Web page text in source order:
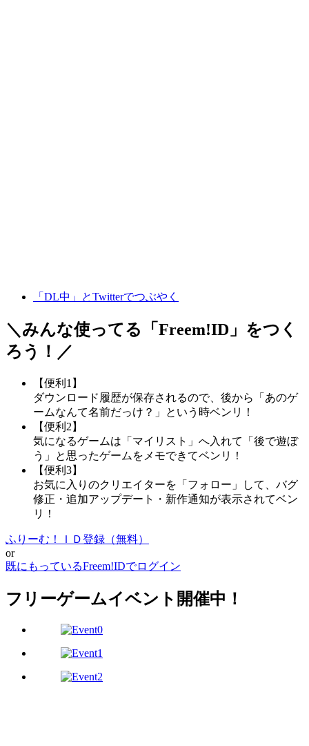
「DL中」とTwitterでつぶやく
＼みんな使ってる「 Freem!ID 」をつく
ろう！／
【便利1】
ダウンロード履歴が保存されるので、後から「あのゲ
ームなんて名前だっけ？」という時ベンリ！
【便利2】
気になるゲームは「マイリスト」へ入れて「後で遊ぼ
う」と思ったゲームをメモできてベンリ！
【便利3】
お気に入りのクリエイターを「フォロー」して、バグ
修正・追加アップデート・新作通知が表示されてベン
リ！
ふりーむ！ＩＤ登録（無料）
or
既にもっているFreem!IDでログイン
フリーゲームイベント開催中！